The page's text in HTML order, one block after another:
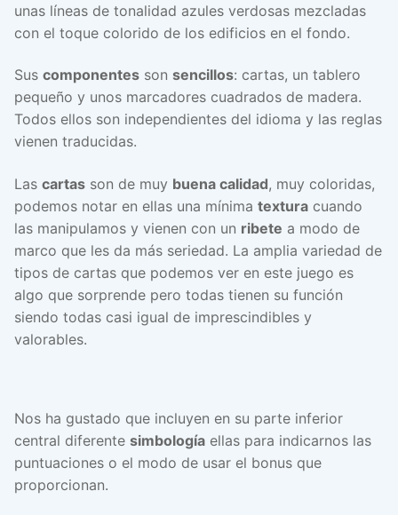
unas líneas de tonalidad azules verdosas mezcladas
con el toque colorido de los edificios en el fondo.
Sus componentes son sencillos: cartas, un tablero
pequeño y unos marcadores cuadrados de madera.
Todos ellos son independientes del idioma y las reglas
vienen traducidas.
Las cartas son de muy buena calidad, muy coloridas,
podemos notar en ellas una mínima textura cuando
las manipulamos y vienen con un ribete a modo de
marco que les da más seriedad. La amplia variedad de
tipos de cartas que podemos ver en este juego es
algo que sorprende pero todas tienen su función
siendo todas casi igual de imprescindibles y
valorables.
Nos ha gustado que incluyen en su parte inferior
central diferente simbología ellas para indicarnos las
puntuaciones o el modo de usar el bonus que
proporcionan.